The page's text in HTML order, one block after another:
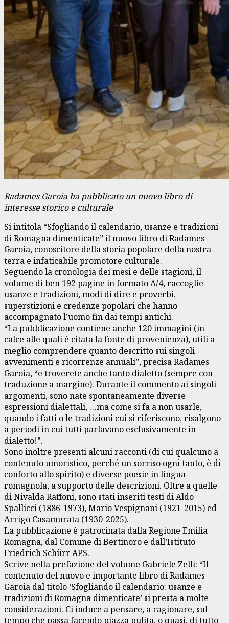
Radames Garoia ha pubblicato un nuovo libro di
interesse storico e culturale
Si intitola “Sfogliando il calendario, usanze e tradizioni
di Romagna dimenticate” il nuovo libro di Radames
Garoia, conoscitore della storia popolare della nostra
terra e infaticabile promotore culturale.
Seguendo la cronologia dei mesi e delle stagioni, il
volume di ben 192 pagine in formato A/4, raccoglie
usanze e tradizioni, modi di dire e proverbi,
superstizioni e credenze popolari che hanno
accompagnato l’uomo fin dai tempi antichi.
“La pubblicazione contiene anche 120 immagini (in
calce alle quali è citata la fonte di provenienza), utili a
meglio comprendere quanto descritto sui singoli
avvenimenti e ricorrenze annuali”, precisa Radames
Garoia, “e troverete anche tanto dialetto (sempre con
traduzione a margine). Durante il commento ai singoli
argomenti, sono nate spontaneamente diverse
espressioni dialettali, …ma come si fa a non usarle,
quando i fatti o le tradizioni cui si riferiscono, risalgono
a periodi in cui tutti parlavano esclusivamente in
dialetto!”.
Sono inoltre presenti alcuni racconti (di cui qualcuno a
contenuto umoristico, perché un sorriso ogni tanto, è di
conforto allo spirito) e diverse poesie in lingua
romagnola, a supporto delle descrizioni. Oltre a quelle
di Nivalda Raffoni, sono stati inseriti testi di Aldo
Spallicci (1886-1973), Mario Vespignani (1921-2015) ed
Arrigo Casamurata (1930-2025).
La pubblicazione è patrocinata dalla Regione Emilia
Romagna, dal Comune di Bertinoro e dall’Istituto
Friedrich Schürr APS.
Scrive nella prefazione del volume Gabriele Zelli: “Il
contenuto del nuovo e importante libro di Radames
Garoia dal titolo ‘Sfogliando il calendario: usanze e
tradizioni di Romagna dimenticate’ si presta a molte
considerazioni. Ci induce a pensare, a ragionare, sul
tempo che passa facendo piazza pulita, o quasi, di tutto